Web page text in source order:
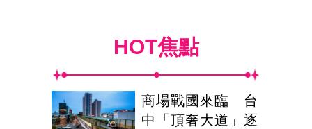
HOT焦點
商場戰國來臨 台
中「頂奢大道」逐